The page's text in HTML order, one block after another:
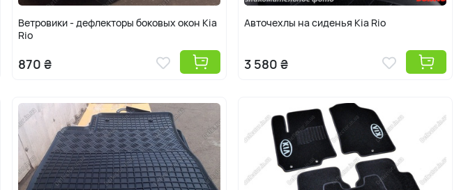
Ветровики - дефлекторы боковых окон Kia
Rio
870 ₴
Авточехлы на сиденья Kia Rio
3 580 ₴